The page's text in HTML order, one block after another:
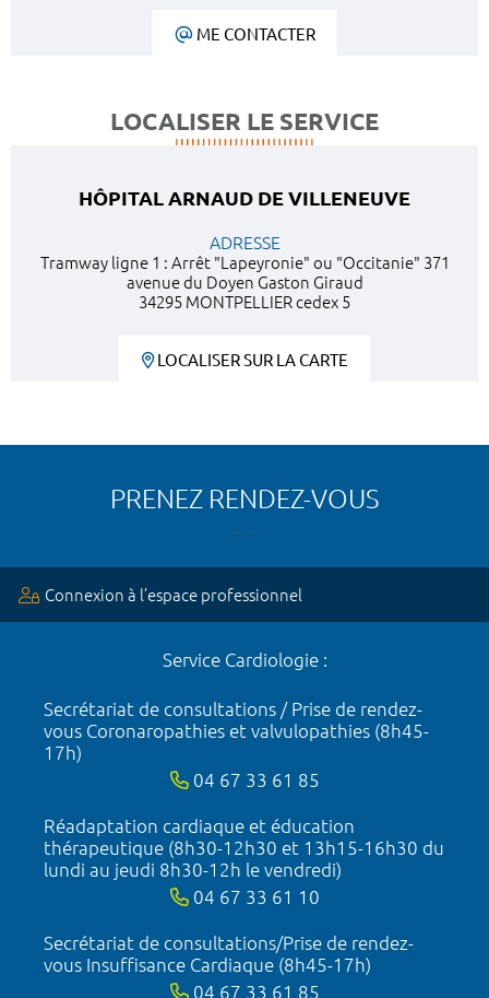
ME CONTACTER
LOCALISER LE SERVICE
HÔPITAL ARNAUD DE VILLENEUVE
ADRESSE
Tramway ligne 1 : Arrêt "Lapeyronie" ou "Occitanie" 371
avenue du Doyen Gaston Giraud
34295 MONTPELLIER cedex 5
LOCALISER SUR LA CARTE
PRENEZ RENDEZ-VOUS
Connexion à l’espace professionnel
Service Cardiologie :
Secrétariat de consultations / Prise de rendez-
vous Coronaropathies et valvulopathies (8h45-
17h)
04 67 33 61 85
Réadaptation cardiaque et éducation
thérapeutique (8h30-12h30 et 13h15-16h30 du
lundi au jeudi 8h30-12h le vendredi)
04 67 33 61 10
Secrétariat de consultations/Prise de rendez-
vous Insuffisance Cardiaque (8h45-17h)
04 67 33 61 85